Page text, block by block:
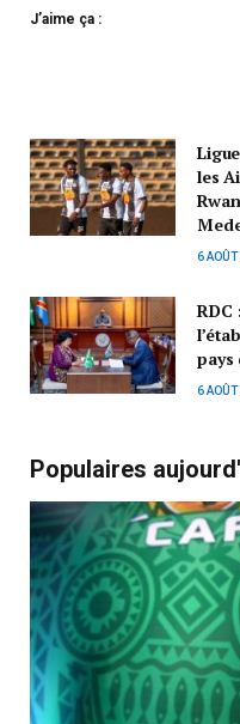
J’aime ça :
les
6
RDC
pays
6
Populaires